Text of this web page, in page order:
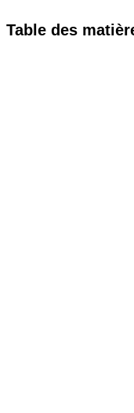
Table des